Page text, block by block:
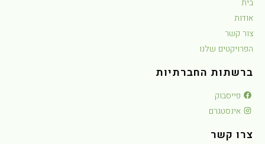
קשר
שלנו
החברתיות
פייסבוק
אינסטגרם
קשר